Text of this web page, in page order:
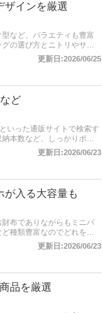
ザインを厳選
など、バラエティも豊富
の選び方とニトリやサン
品など使いやすいものを
売れ筋や口コミとあわせ
更新日:2026/06/25
ど
いった通販サイトで検索す
本数など、しっかりポイ
。本記事では、これから
おすすめ商品はどれか、
方、自分が求める商品が
更新日:2026/06/23
が入る大容量も
布でありながらもミニバ
種類豊富なのでどれを選
財布ポシェットの選び方と
やすい軽量タイプ、大型
キングもあるので、売れ
更新日:2026/06/23
品を厳選